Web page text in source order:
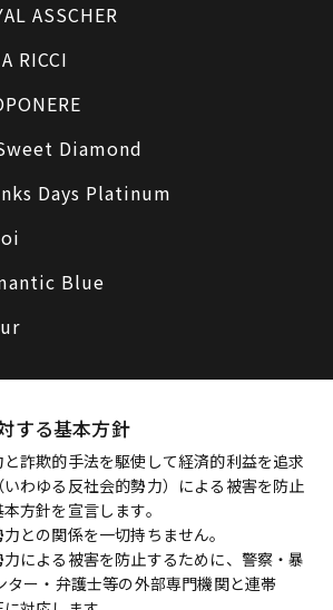
ASSCHER
RICCI
Diamond
Days Platinum
Blue
する基本方針
詐欺的手法を駆使して経済的利益を追求
わゆる反社会的勢力）による被害を防止
方針を宣言します。
との関係を一切持ちません。
による被害を防止するために、警察・暴
ター・弁護士等の外部専門機関と連帯